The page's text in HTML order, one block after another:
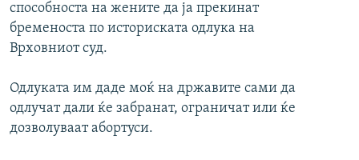
способноста на жените да ја прекинат
бременоста по историската одлука на
Врховниот суд.
Одлуката им даде моќ на државите сами да
одлучат дали ќе забранат, ограничат или ќе
дозволуваат абортуси.